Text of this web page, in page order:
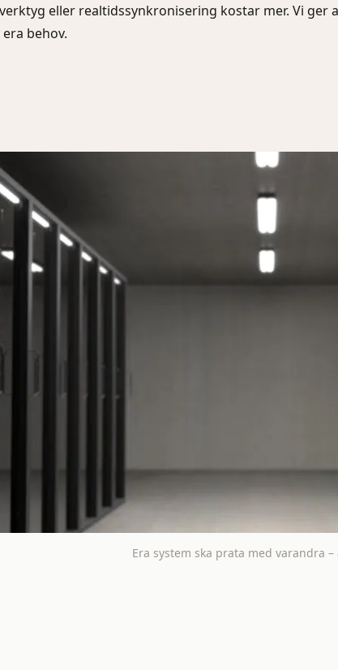
eller realtidssynkronisering kostar mer. Vi ger
behov.
Era system ska prata med varandra